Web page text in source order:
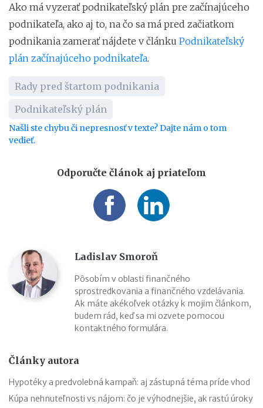
Ako má vyzerať podnikateľský plán pre začínajúceho
podnikateľa, ako aj to, na čo sa má pred začiatkom
podnikania zamerať nájdete v článku Podnikateľský
plán začínajúceho podnikateľa.
Rady pred štartom podnikania
Podnikateľský plán
Našli ste chybu či nepresnosť v texte? Dajte nám o tom
vedieť.
Odporučte článok aj priateľom
Ladislav Smoroň
Pôsobím v oblasti finančného
sprostredkovania a finančného vzdelávania.
Ak máte akékoľvek otázky k mojim článkom,
budem rád, keď sa mi ozvete pomocou
kontaktného formulára.
Články autora
Hypotéky a predvolebná kampaň: aj zástupná téma príde vhod
Kúpa nehnuteľnosti vs nájom: čo je výhodnejšie, ak rastú úroky